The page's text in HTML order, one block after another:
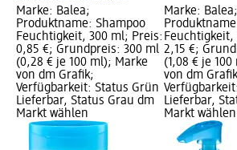
Marke: Balea;
Produktname: Shampoo
Feuchtigkeit, 300 ml; Preis:
0,85 €; Grundpreis: 300 ml
(0,28 € je 100 ml); Marke
von dm Grafik;
Verfügbarkeit: Status Grün
Lieferbar, Status Grau dm
Markt wählen
Marke: Balea;
Feuchtigkeit,
2,15 €;
(1,08 € je
von dm
Lieferbar,
Markt wählen